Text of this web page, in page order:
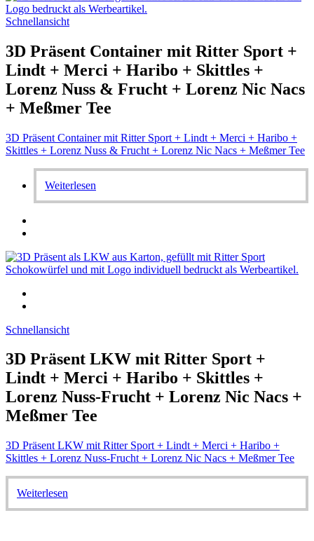
Schnellansicht
3D Präsent Container mit Ritter Sport +
Lindt + Merci + Haribo + Skittles +
Lorenz Nuss & Frucht + Lorenz Nic Nacs
+ Meßmer Tee
3D Präsent Container mit Ritter Sport + Lindt + Merci + Haribo +
Skittles + Lorenz Nuss & Frucht + Lorenz Nic Nacs + Meßmer Tee
Weiterlesen
Schnellansicht
3D Präsent LKW mit Ritter Sport +
Lindt + Merci + Haribo + Skittles +
Lorenz Nuss-Frucht + Lorenz Nic Nacs +
Meßmer Tee
3D Präsent LKW mit Ritter Sport + Lindt + Merci + Haribo +
Skittles + Lorenz Nuss-Frucht + Lorenz Nic Nacs + Meßmer Tee
Weiterlesen